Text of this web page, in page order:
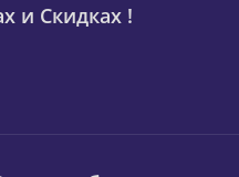
и Скидках !